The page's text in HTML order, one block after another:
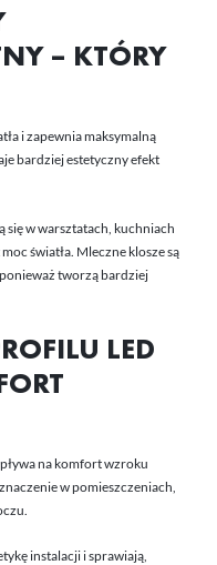
– KTÓRY
i zapewnia maksymalną
bardziej estetyczny efekt
się w warsztatach, kuchniach
światła. Mleczne klosze są
tworzą bardziej
LED
na komfort wzroku
w pomieszczeniach,
instalacji i sprawiają,